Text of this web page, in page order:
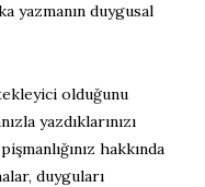
yazmanın duygusal
olduğunu
yazdıklarınızı
hakkında
duyguları